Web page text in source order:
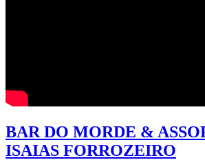
BAR DO MORDE &
ISAIAS FORROZEIRO